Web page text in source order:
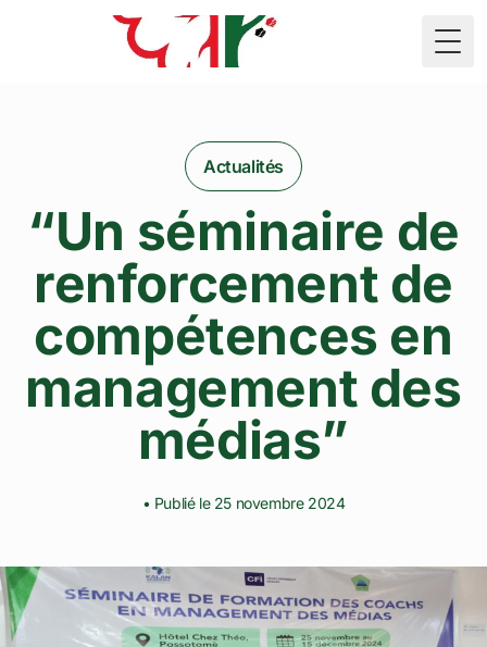
🇲🇷
Actualités
“Un séminaire de
renforcement de
compétences en
management des
médias”
• Publié le 25 novembre 2024